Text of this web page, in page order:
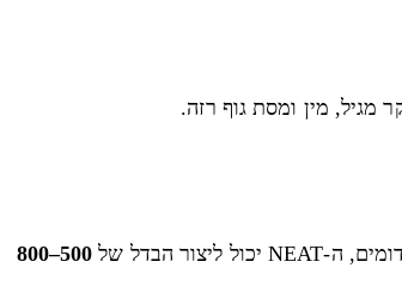
מגיל, מין ומסת גוף רזה.
500–800